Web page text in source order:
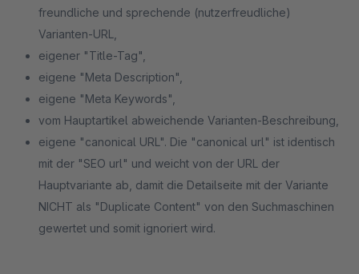
freundliche und sprechende (nutzerfreudliche)
Varianten-URL,
eigener "Title-Tag",
eigene "Meta Description",
eigene "Meta Keywords",
vom Hauptartikel abweichende Varianten-Beschreibung,
eigene "canonical URL". Die "canonical url" ist identisch
mit der "SEO url" und weicht von der URL der
Hauptvariante ab, damit die Detailseite mit der Variante
NICHT als "Duplicate Content" von den Suchmaschinen
gewertet und somit ignoriert wird.